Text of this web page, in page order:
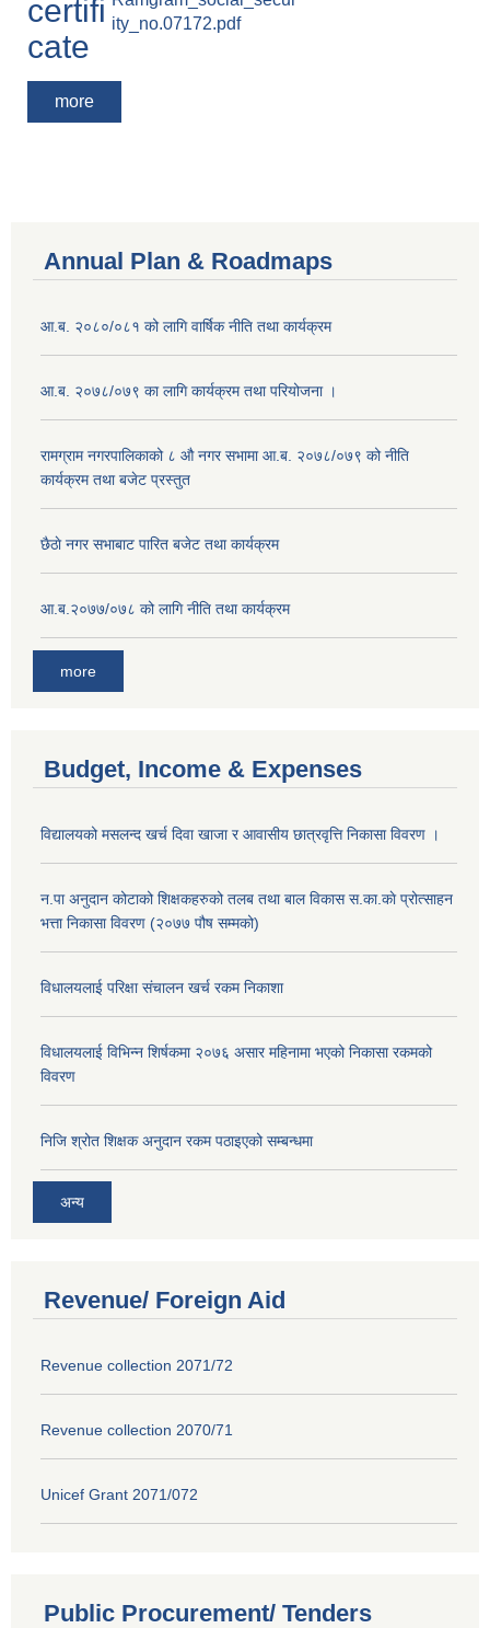
certifi
cate
ity_no.07172.pdf
more
Annual Plan & Roadmaps
आ.ब. २०८०/०८१ को लागि वार्षिक नीति तथा कार्यक्रम
आ.ब. २०७८/०७९ का लागि कार्यक्रम तथा परियोजना ।
‍रामग्राम नगरपालिकाको ८ औ नगर सभामा आ‍.ब. २०७८/०७९ को नीति
कार्यक्रम तथा बजेट प्रस्तुत
छै‌ठाे नगर सभाबाट पारित बजेट तथा कार्यक्रम
आ.ब.२०७७/०७८ को लागि नीति तथा कार्यक्रम
more
Budget, Income & Expenses
विद्यालयको मसलन्द खर्च दिवा खाजा र आवासीय छात्रवृत्ति निकासा विवरण ।
न.पा अनुदान कोटाको शिक्षकहरुको तलब तथा बाल विकास स.का.काे प्रोत्साहन
भत्ता निकासा विवरण (२०७७ पौष सम्मको)
विधालयलाई परिक्षा स‌ंचालन खर्च रकम निकाशा
विधालयलाई विभिन्न शिर्षकमा २०७६ असार महिनामा भएको निकासा रकमको
विवरण
निजि श्रोत शिक्षक अनुदान रकम पठाइएको सम्बन्धमा
अन्य
Revenue/ Foreign Aid
Revenue collection 2071/72
Revenue collection 2070/71
Unicef Grant 2071/072
Public Procurement/ Tenders